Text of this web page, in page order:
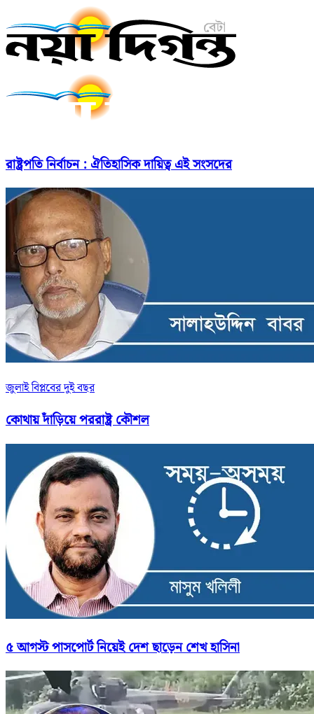
রাষ্ট্রপতি নির্বাচন : ঐতিহাসিক দায়িত্ব এই সংসদের
জুলাই বিপ্লবের দুই বছর
কোথায় দাঁড়িয়ে পররাষ্ট্র কৌশল
৫ আগস্ট পাসপোর্ট নিয়েই দেশ ছাড়েন শেখ হাসিনা